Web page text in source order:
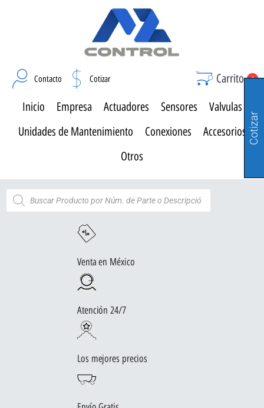
Contacto Cotizar Carrito 0
Inicio Empresa Actuadores Sensores
Valvulas
Unidades de Mantenimiento
Conexiones
Accesorios
Otros
Venta en México
Atención 24/7
Los mejores precios
Cotizar